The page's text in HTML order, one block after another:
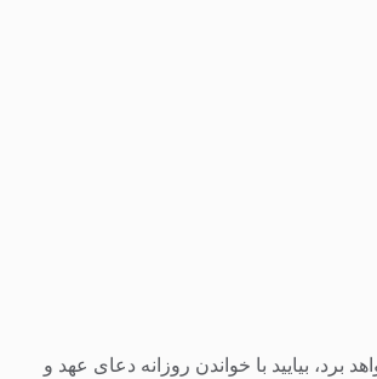
بیایید با خواندن روزانه دعای عهد و